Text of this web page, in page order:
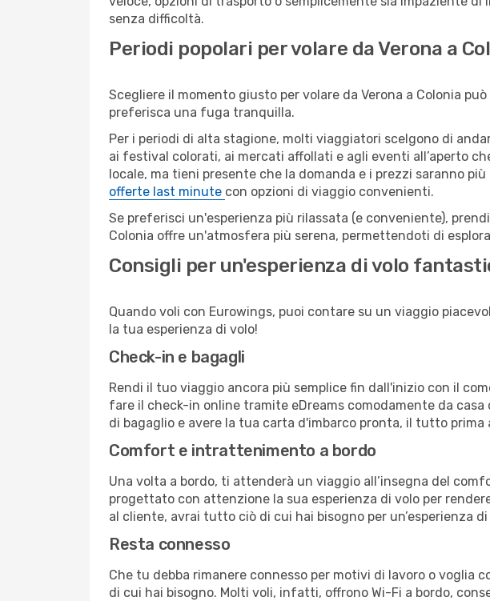
senza difficoltà.
Periodi popolari per volare da Verona a
Scegliere il momento giusto per volare da Verona a Colonia
preferisca una fuga tranquilla.
Per i periodi di alta stagione, molti viaggiatori scelgono di
ai festival colorati, ai mercati affollati e agli eventi all’aperto
locale, ma tieni presente che la domanda e i prezzi saranno
offerte last minute con opzioni di viaggio convenienti.
Se preferisci un'esperienza più rilassata (e conveniente),
Colonia offre un'atmosfera più serena, permettendoti di
Consigli per un'esperienza di volo
Quando voli con Eurowings, puoi contare su un viaggio
la tua esperienza di volo!
Check-in e bagagli
Rendi il tuo viaggio ancora più semplice fin dall'inizio con il
fare il check-in online tramite eDreams comodamente da
di bagaglio e avere la tua carta d'imbarco pronta, il tutto
Comfort e intrattenimento a bordo
Una volta a bordo, ti attenderà un viaggio all’insegna del
progettato con attenzione la sua esperienza di volo per
al cliente, avrai tutto ciò di cui hai bisogno per un’esperienza
Resta connesso
Che tu debba rimanere connesso per motivi di lavoro o
di cui hai bisogno. Molti voli, infatti, offrono Wi-Fi a bordo,